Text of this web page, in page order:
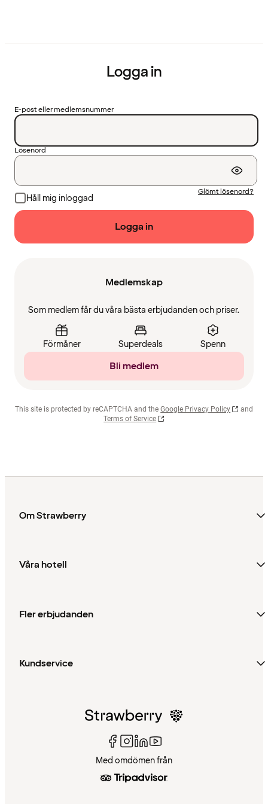
Logga in
E-post eller medlemsnummer
Lösenord
Håll mig inloggad
Glömt lösenord?
Logga in
Medlemskap
Som medlem får du våra bästa erbjudanden och priser.
Förmåner Superdeals Spenn
Bli medlem
This site is protected by reCAPTCHA and the Google Privacy Policy
and
Terms of Service
Om Strawberry
Våra hotell
Fler erbjudanden
Kundservice
Med omdömen från